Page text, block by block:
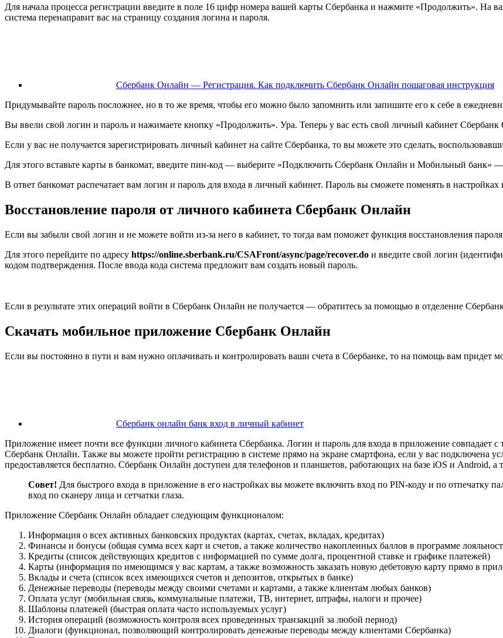
Для начала процесса регистрации введите в поле 16 цифр номера вашей карты Сбербанка и нажмите «Продолжить». На
система перенаправит вас на страницу создания логина и пароля.
Сбербанк Онлайн — Регистрация. Как подключить Сбербанк Онлайн пошаговая инструкция
Придумывайте пароль посложнее, но в то же время, чтобы его можно было запомнить или запишите его к себе в
Вы ввели свой логин и пароль и нажимаете кнопку «Продолжить». Ура. Теперь у вас есть свой личный кабинет
Если у вас не получается зарегистрировать личный кабинет на сайте Сбербанка, то вы можете это сделать,
Для этого вставьте карты в банкомат, введите пин-код — выберите «Подключить Сбербанк Онлайн и Мобильный банк»
В ответ банкомат распечатает вам логин и пароль для входа в личный кабинет. Пароль вы сможете поменять в
Восстановление пароля от личного кабинета Сбербанк Онлайн
Если вы забыли свой логин и не можете войти из-за него в кабинет, то тогда вам поможет функция восстановления
Для этого перейдите по адресу https://online.sberbank.ru/CSAFront/async/page/recover.do и введите свой логин
кодом подтверждения. После ввода кода система предложит вам создать новый пароль.
Если в результате этих операций войти в Сбербанк Онлайн не получается — обратитесь за помощью в отделение
Скачать мобильное приложение Сбербанк Онлайн
Если вы постоянно в пути и вам нужно оплачивать и контролировать ваши счета в Сбербанке, то на помощь вам придет
Сбербанк онлайн банк вход в личный кабинет
Приложение имеет почти все функции личного кабинета Сбербанка. Логин и пароль для входа в приложение совпадает
Сбербанк Онлайн. Также вы можете пройти регистрацию в системе прямо на экране смартфона, если у вас подключена
предоставляется бесплатно. Сбербанк Онлайн доступен для телефонов и планшетов, работающих на базе iOS и Android, а
Совет! Для быстрого входа в приложение в его настройках вы можете включить вход по PIN-коду и по отпечатку
вход по сканеру лица и сетчатки глаза.
Приложение Сбербанк Онлайн обладает следующим функционалом:
Информация о всех активных банковских продуктах (картах, счетах, вкладах, кредитах)
Финансы и бонусы (общая сумма всех карт и счетов, а также количество накопленных баллов в программе
Кредиты (список действующих кредитов с информацией по сумме долга, процентной ставке и графике платежей)
Карты (информация по имеющимся у вас картам, а также возможность заказать новую дебетовую карту прямо в
Вклады и счета (список всех имеющихся счетов и депозитов, открытых в банке)
Денежные переводы (переводы между своими счетами и картами, а также клиентам любых банков)
Оплата услуг (мобильная связь, коммунальные платежи, ТВ, интернет, штрафы, налоги и прочее)
Шаблоны платежей (быстрая оплата часто используемых услуг)
История операций (возможность контроля всех проведенных транзакций за любой период)
Диалоги (функционал, позволяющий контролировать денежные переводы между клиентами Сбербанка)